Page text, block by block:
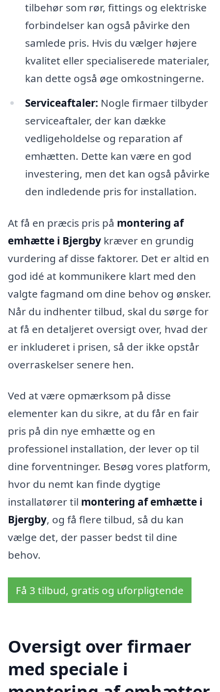
tilbehør som rør, fittings og elektriske
forbindelser kan også påvirke den
samlede pris. Hvis du vælger højere
kvalitet eller specialiserede materialer,
kan dette også øge omkostningerne.
Serviceaftaler: Nogle firmaer tilbyder
serviceaftaler, der kan dække
vedligeholdelse og reparation af
emhætten. Dette kan være en god
investering, men det kan også påvirke
den indledende pris for installation.
At få en præcis pris på montering af
emhætte i Bjergby kræver en grundig
vurdering af disse faktorer. Det er altid en
god idé at kommunikere klart med den
valgte fagmand om dine behov og ønsker.
Når du indhenter tilbud, skal du sørge for
at få en detaljeret oversigt over, hvad der
er inkluderet i prisen, så der ikke opstår
overraskelser senere hen.
Ved at være opmærksom på disse
elementer kan du sikre, at du får en fair
pris på din nye emhætte og en
professionel installation, der lever op til
dine forventninger. Besøg vores platform,
hvor du nemt kan finde dygtige
installatører til montering af emhætte i
Bjergby, og få flere tilbud, så du kan
vælge det, der passer bedst til dine
behov.
Få 3 tilbud, gratis og uforpligtende
Oversigt over firmaer
med speciale i